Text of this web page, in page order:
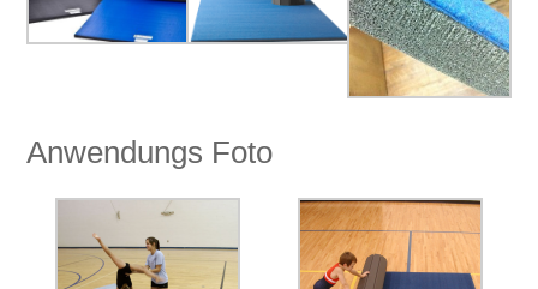
Anwendungs ​​Foto